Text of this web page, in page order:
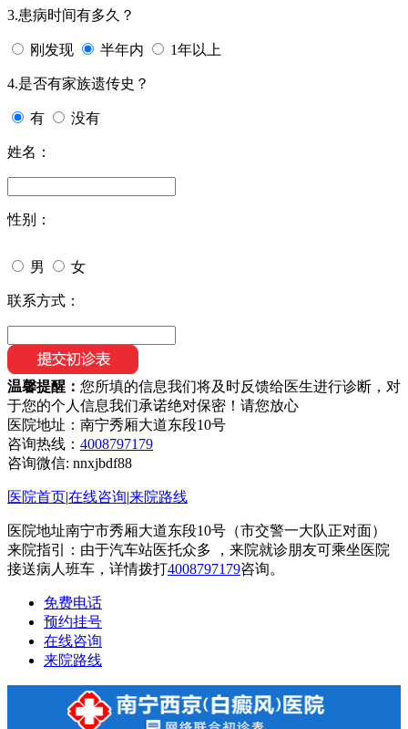
3.患病时间有多久？
刚发现 半年内 1年以上
4.是否有家族遗传史？
有 没有
姓名：
性别：
男 女
联系方式：
温馨提醒： 您所填的信息我们将及时反馈给医生进行诊断，对
于您的个人信息我们承诺绝对保密！请您放心
医院地址：南宁秀厢大道东段10号
咨询热线： 4008797179
咨询微信: nnxjbdf88
医院首页|在线咨询|来院路线
医院地址南宁市秀厢大道东段10号（市交警一大队正对面）
来院指引：由于汽车站医托众多 ，来院就诊朋友可乘坐医院
接送病人班车，详情拨打4008797179咨询。
免费电话
预约挂号
在线咨询
来院路线